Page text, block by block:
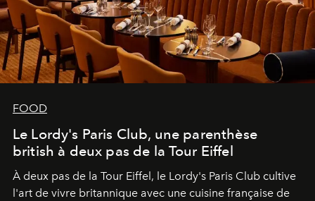
FOOD
Le Lordy's Paris Club, une parenthèse
british à deux pas de la Tour Eiffel
À deux pas de la Tour Eiffel, le Lordy's Paris Club cultive
l'art de vivre britannique avec une cuisine française de